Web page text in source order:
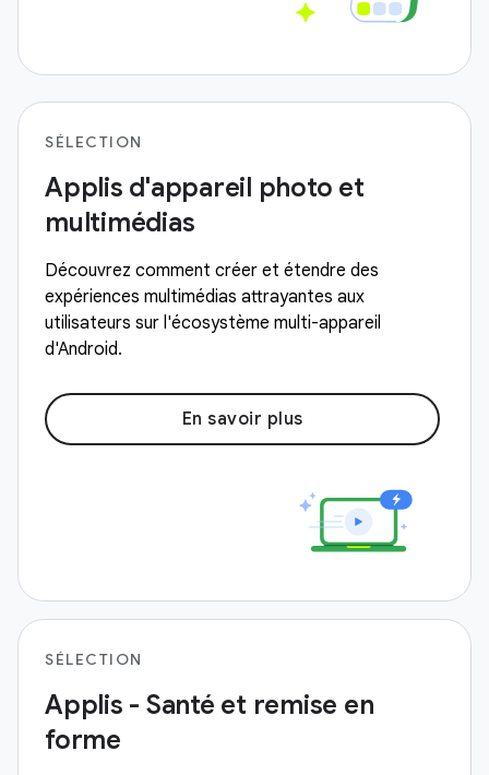
SÉLECTION
Applis d'appareil photo et
multimédias
Découvrez comment créer et étendre des
expériences multimédias attrayantes aux
utilisateurs sur l'écosystème multi-appareil
d'Android.
En savoir plus
SÉLECTION
Applis - Santé et remise en
forme